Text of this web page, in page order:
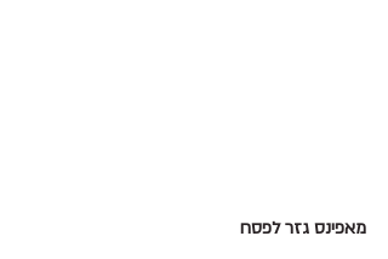
מאפינס גזר לפסח